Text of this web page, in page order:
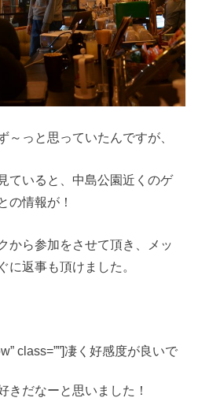
～っと思っていたんですが、
ていると、中島公園近くのゲ
の情報が！
から参加をさせて頂き、メッ
に返事も頂けました。
class=””]凄く好感度が良いで
きだなーと思いました！